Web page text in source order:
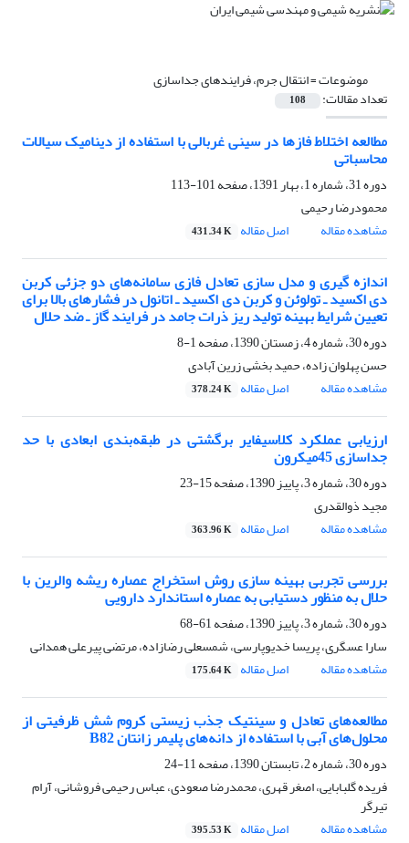
موضوعات =انتقال جرم، فرایندهای جداسازی
تعداد مقالات: 108
مطالعه اختلاط فازها در سینی غربالی با استفاده از دینامیک سیالات
محاسباتی
دوره 31، شماره 1، بهار 1391، صفحه
101-113
محمودرضا رحیمی
مشاهده مقاله
اصل مقاله 431.34 K
اندازه گیری و مدل سازی تعادل فازی سامانه‌های دو جزئی کربن
دی اکسید ـ تولوئن و کربن دی اکسید ـ اتانول در فشارهای بالا برای
تعیین شرایط بهینه تولید ریز ذرات جامد در فرایند گاز ـ ضد حلال
دوره 30، شماره 4، زمستان 1390، صفحه
1-8
حسن پهلوان زاده، حمید بخشی زرین آبادی
مشاهده مقاله
اصل مقاله 378.24 K
ارزیابی عملکرد کلاسیفایر برگشتی در طبقه‌بندی ابعادی با حد
جداسازی 45میکرون
دوره 30، شماره 3، پاییز 1390، صفحه
15-23
مجید ذوالقدری
مشاهده مقاله
اصل مقاله 363.96 K
بررسی تجربی بهینه سازی روش استخراج عصاره ریشه والرین با
حلال به منظور دستیابی به عصاره استاندارد دارویی
دوره 30، شماره 3، پاییز 1390، صفحه
61-68
سارا عسگری، پریسا خدیوپارسی، شمسعلی رضازاده، مرتضی پیرعلی همدانی
مشاهده مقاله
اصل مقاله 175.64 K
مطالعه‌های تعادل و سینتیک جذب زیستی کروم شش ظرفیتی از
محلول‌های آبی با استفاده از دانه‌های پلیمر زانتان B82
دوره 30، شماره 2، تابستان 1390، صفحه
11-24
فریده گلبابایی، اصغر قهری، محمدرضا صعودی، عباس رحیمی فروشانی، آرام
تیرگر
مشاهده مقاله
اصل مقاله 395.53 K